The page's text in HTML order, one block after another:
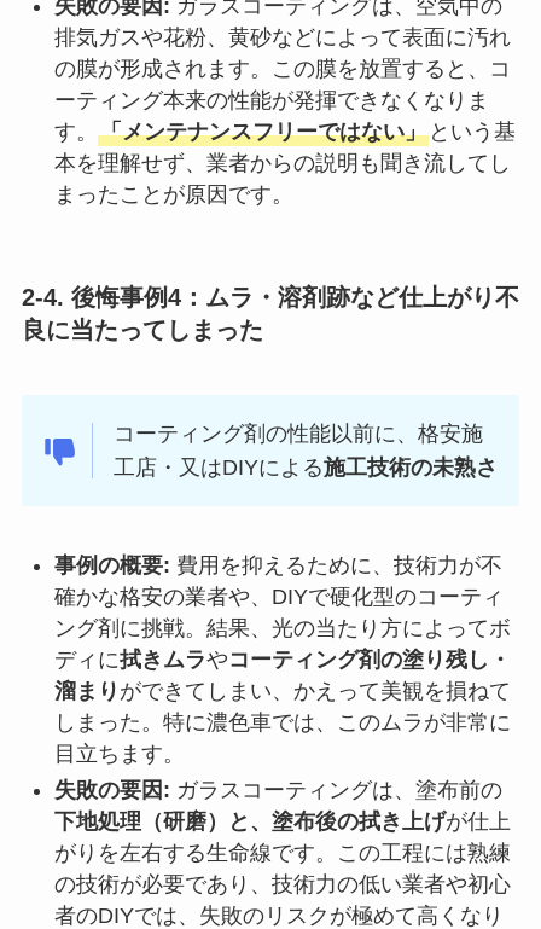
失敗の要因: ガラスコーティングは、空気中の
排気ガスや花粉、黄砂などによって表面に汚れ
の膜が形成されます。この膜を放置すると、コ
ーティング本来の性能が発揮できなくなりま
す。 「メンテナンスフリーではない」という基
本を理解せず、業者からの説明も聞き流してし
まったことが原因です。
2-4. 後悔事例4：ムラ・溶剤跡など仕上がり不
良に当たってしまった
コーティング剤の性能以前に、格安施
工店・又はDIYによる施工技術の未熟さ
事例の概要: 費用を抑えるために、技術力が不
確かな格安の業者や、DIYで硬化型のコーティ
ング剤に挑戦。結果、光の当たり方によってボ
ディに拭きムラやコーティング剤の塗り残し・
溜まり ができてしまい、かえって美観を損ねて
しまった。特に濃色車では、このムラが非常に
目立ちます。
失敗の要因: ガラスコーティングは、塗布前の
下地処理（研磨）と、塗布後の拭き上げが仕上
がりを左右する生命線です。この工程には熟練
の技術が必要であり、技術力の低い業者や初心
者のDIYでは、失敗のリスクが極めて高くなり